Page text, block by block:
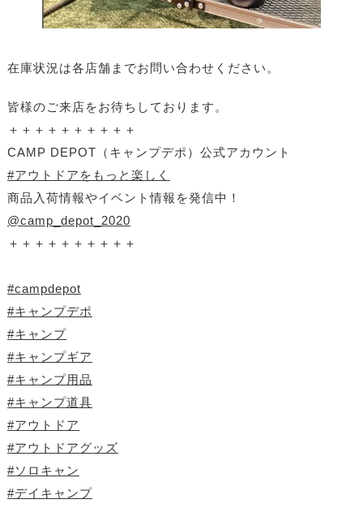
在庫状況は各店舗までお問い合わせください。
皆様のご来店をお待ちしております。
＋＋＋＋＋＋＋＋＋＋
CAMP DEPOT（キャンプデポ）公式アカウント
#アウトドアをもっと楽しく
商品入荷情報やイベント情報を発信中！
@camp_depot_2020
＋＋＋＋＋＋＋＋＋＋
#campdepot
#キャンプデポ
#キャンプ
#キャンプギア
#キャンプ用品
#キャンプ道具
#アウトドア
#アウトドアグッズ
#ソロキャン
#デイキャンプ